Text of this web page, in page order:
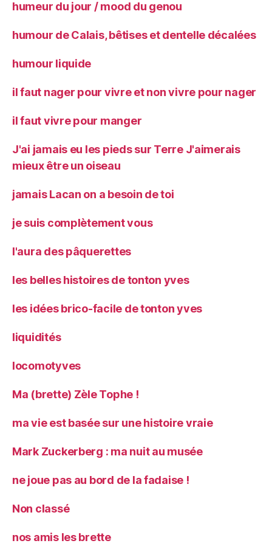
humeur du jour / mood du genou
humour de Calais, bêtises et dentelle décalées
humour liquide
il faut nager pour vivre et non vivre pour nager
il faut vivre pour manger
J'ai jamais eu les pieds sur Terre J'aimerais
mieux être un oiseau
jamais Lacan on a besoin de toi
je suis complètement vous
l'aura des pâquerettes
les belles histoires de tonton yves
les idées brico-facile de tonton yves
liquidités
locomotyves
Ma (brette) Zèle Tophe !
ma vie est basée sur une histoire vraie
Mark Zuckerberg : ma nuit au musée
ne joue pas au bord de la fadaise !
Non classé
nos amis les brette